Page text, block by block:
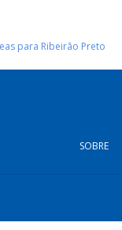
para Ribeirão Preto
SOBRE